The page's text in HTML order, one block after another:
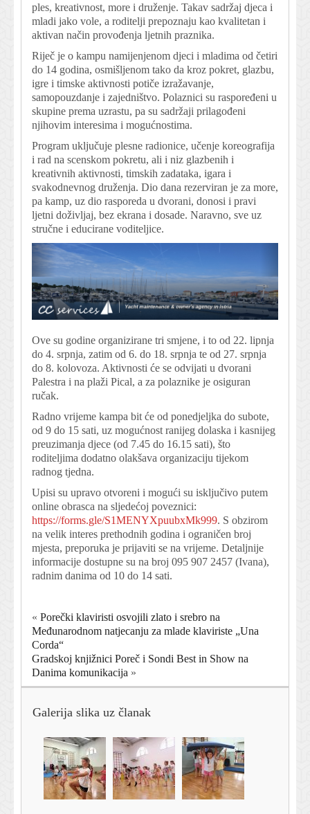
ples, kreativnost, more i druženje. Takav sadržaj djeca i
mladi jako vole, a roditelji prepoznaju kao kvalitetan i
aktivan način provođenja ljetnih praznika.
Riječ je o kampu namijenjenom djeci i mladima od četiri
do 14 godina, osmišljenom tako da kroz pokret, glazbu,
igre i timske aktivnosti potiče izražavanje,
samopouzdanje i zajedništvo. Polaznici su raspoređeni u
skupine prema uzrastu, pa su sadržaji prilagođeni
njihovim interesima i mogućnostima.
Program uključuje plesne radionice, učenje koreografija
i rad na scenskom pokretu, ali i niz glazbenih i
kreativnih aktivnosti, timskih zadataka, igara i
svakodnevnog druženja. Dio dana rezerviran je za more,
pa kamp, uz dio rasporeda u dvorani, donosi i pravi
ljetni doživljaj, bez ekrana i dosade. Naravno, sve uz
stručne i educirane voditeljice.
Ove su godine organizirane tri smjene, i to od 22. lipnja
do 4. srpnja, zatim od 6. do 18. srpnja te od 27. srpnja
do 8. kolovoza. Aktivnosti će se odvijati u dvorani
Palestra i na plaži Pical, a za polaznike je osiguran
ručak.
Radno vrijeme kampa bit će od ponedjeljka do subote,
od 9 do 15 sati, uz mogućnost ranijeg dolaska i kasnijeg
preuzimanja djece (od 7.45 do 16.15 sati), što
roditeljima dodatno olakšava organizaciju tijekom
radnog tjedna.
Upisi su upravo otvoreni i mogući su isključivo putem
online obrasca na sljedećoj poveznici:
https://forms.gle/S1MENYXpuubxMk999. S obzirom
na velik interes prethodnih godina i ograničen broj
mjesta, preporuka je prijaviti se na vrijeme. Detaljnije
informacije dostupne su na broj 095 907 2457 (Ivana),
radnim danima od 10 do 14 sati.
« Porečki klaviristi osvojili zlato i srebro na
Međunarodnom natjecanju za mlade klaviriste „Una
Corda“
Gradskoj knjižnici Poreč i Sondi Best in Show na
Danima komunikacija »
Galerija slika uz članak